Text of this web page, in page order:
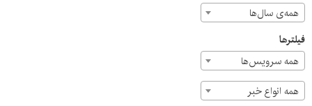
همه‌ی سال‌ها
فیلترها
همه سرویس‌ها
همه انواع خبر